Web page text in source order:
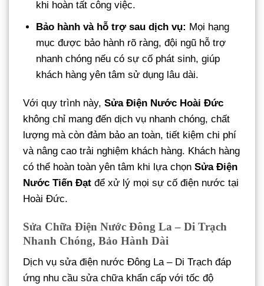
khi hoàn tất công việc.
Bảo hành và hỗ trợ sau dịch vụ: Mọi hạng
mục được bảo hành rõ ràng, đội ngũ hỗ trợ
nhanh chóng nếu có sự cố phát sinh, giúp
khách hàng yên tâm sử dụng lâu dài.
Với quy trình này, Sửa Điện Nước Hoài Đức
không chỉ mang đến dịch vụ nhanh chóng, chất
lượng mà còn đảm bảo an toàn, tiết kiệm chi phí
và nâng cao trải nghiệm khách hàng. Khách hàng
có thể hoàn toàn yên tâm khi lựa chọn Sửa Điện
Nước Tiến Đạt để xử lý mọi sự cố điện nước tại
Hoài Đức.
Sửa Chữa Điện Nước Đông La – Di Trạch
Nhanh Chóng, Bảo Hành Dài
Dịch vụ sửa điện nước Đông La – Di Trạch đáp
ứng nhu cầu sửa chữa khẩn cấp với tốc độ